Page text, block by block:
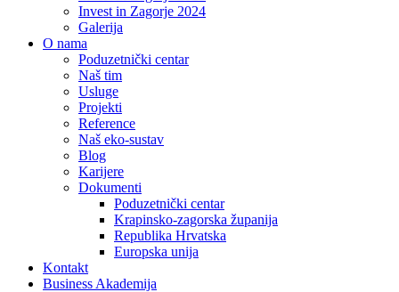
Invest in Zagorje 2024
Galerija
O nama
Poduzetnički centar
Naš tim
Usluge
Projekti
Reference
Naš eko-sustav
Blog
Karijere
Dokumenti
Poduzetnički centar
Krapinsko-zagorska županija
Republika Hrvatska
Europska unija
Kontakt
Business Akademija